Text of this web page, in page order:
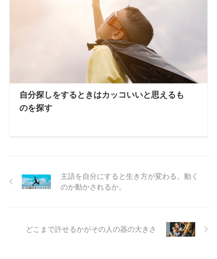
自分探しをするときはカッコいいと思えるも
のを探す
主語を自分にすると生き方が変わる。動く
のか動かされるか。
どこまで許せるかがその人の器の大きさ